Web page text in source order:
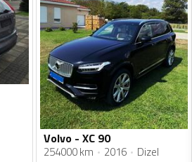
Volvo - XC 90
254000 km 2016 Dizel